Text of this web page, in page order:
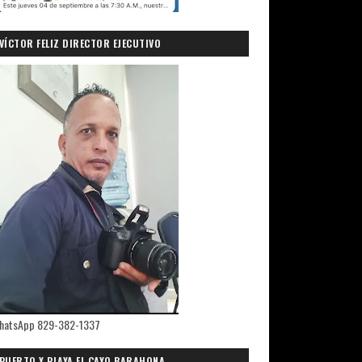
FELIZ DIRECTOR EJECUTIVO
829-382-1337